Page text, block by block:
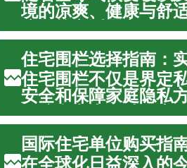
境的凉爽、健康与舒
注的核心话题之一。
将为您深度解析如何
流通、控制室内湿度...
住宅围栏选择指南：
住宅围栏不仅是界定
安全和保障家庭隐私
要综合考虑多种因素
及长期维护需求。一
的居住体验，为您的...
国际住宅单位购买指
在全球化日益深入的